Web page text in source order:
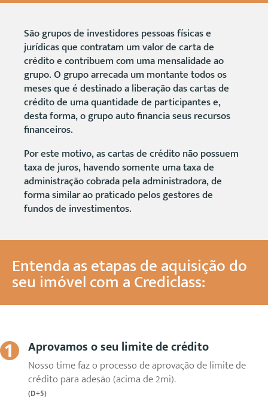
São grupos de investidores pessoas físicas e
jurídicas que contratam um valor de carta de
crédito e contribuem com uma mensalidade ao
grupo. O grupo arrecada um montante todos os
meses que é destinado a liberação das cartas de
crédito de uma quantidade de participantes e,
desta forma, o grupo auto financia seus recursos
financeiros.
Por este motivo, as cartas de crédito não possuem
taxa de juros, havendo somente uma taxa de
administração cobrada pela administradora, de
forma similar ao praticado pelos gestores de
fundos de investimentos.
Entenda as etapas de aquisição do
seu imóvel com a Crediclass:
Aprovamos o seu limite de crédito
Nosso time faz o processo de aprovação de limite de
crédito para adesão (acima de 2mi).
(D+5)